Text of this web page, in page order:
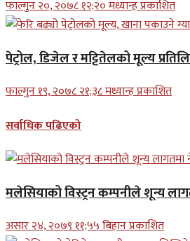
फाल्गुन २०, २०७८ १२;२० मध्यान्ह प्रकाशित
पेट्रोल, डिजेल र मट्टितेलको मूल्य
फाल्गुन १९, २०७८ २१;३८ मध्यान्ह प्रकाशित
सर्वाधिक पढिएको
मलेसियाको विस्ट्रन कम्पनीले शून्य
असार २४, २०७९ ११;५५ बिहान प्रकाशित